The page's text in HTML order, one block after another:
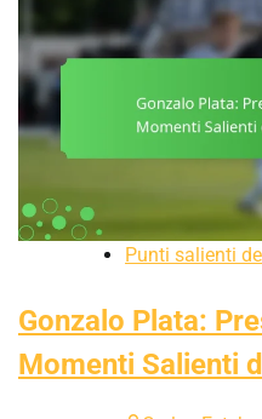
Punti salienti
Gonzalo Plata:
Momenti Salienti